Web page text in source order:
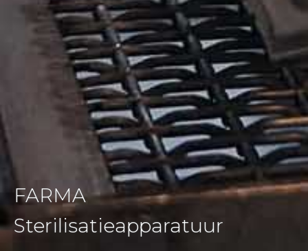
FARMA
Sterilisatieapparatuur